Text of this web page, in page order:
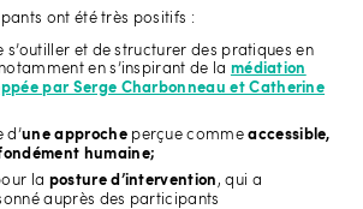
ont été très positifs :
s’outiller et de structurer des pratiques en
en s’inspirant de la médiation
par Serge Charbonneau et Catherine
d’une approcheperçue commeaccessible,
humaine;
la posture d’intervention , qui a
auprès des participants